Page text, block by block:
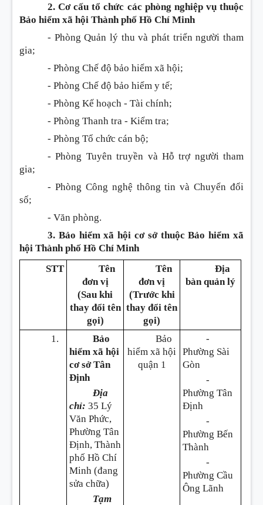
2. Cơ cấu tổ chức các phòng nghiệp vụ thuộc
Bảo hiểm xã hội Thành phố Hồ Chí Minh
- Phòng Quản lý thu và phát triển người tham
gia;
- Phòng Chế độ bảo hiểm xã hội;
- Phòng Chế độ bảo hiểm y tế;
- Phòng Kế hoạch - Tài chính;
- Phòng Thanh tra - Kiểm tra;
- Phòng Tổ chức cán bộ;
- Phòng Tuyên truyền và Hỗ trợ người tham
gia;
- Phòng Công nghệ thông tin và Chuyển đổi
số;
- Văn phòng.
3. Bảo hiểm xã hội cơ sở thuộc Bảo hiểm xã
hội Thành phố Hồ Chí Minh
STT
Tên
đơn vị
(Sau khi
thay đổi tên
gọi)
Tên
đơn vị
(Trước khi
thay đổi tên
gọi)
Địa
bàn quản lý
1.
Bảo
hiểm xã hội
cơ sở Tân
Định
Địa
chỉ: 35 Lý
Văn Phức,
Phường Tân
Định, Thành
phố Hồ Chí
Minh (đang
sửa chữa)
Tạm
Bảo
hiểm xã hội
quận 1
-
Phường Sài
Gòn
-
Phường Tân
Định
-
Phường Bến
Thành
-
Phường Cầu
Ông Lãnh